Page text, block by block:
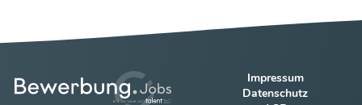
Impressum
Datenschutz